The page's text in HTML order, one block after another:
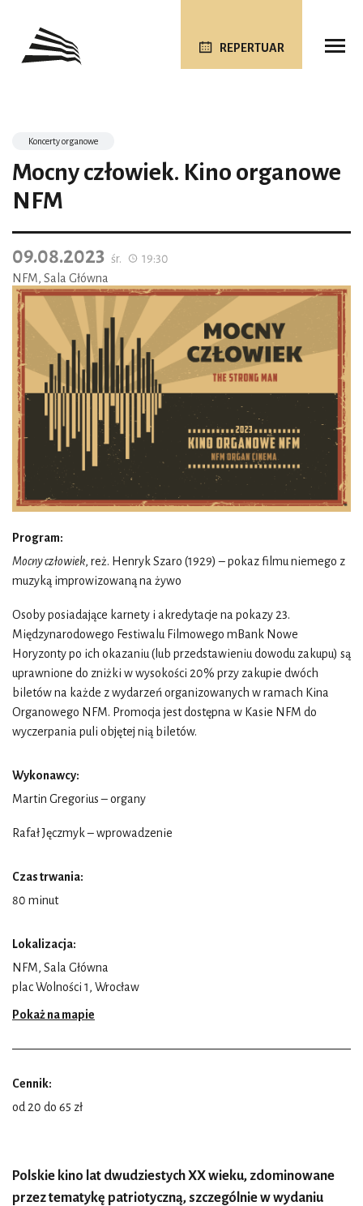
REPERTUAR
Koncerty organowe
Mocny człowiek. Kino organowe
NFM
09.08.2023 śr.
19:30
NFM, Sala Główna
Program:
Mocny człowiek, reż. Henryk Szaro (1929) – pokaz filmu niemego z
muzyką improwizowaną na żywo
Osoby posiadające karnety i akredytacje na pokazy 23.
Międzynarodowego Festiwalu Filmowego mBank Nowe
Horyzonty po ich okazaniu (lub przedstawieniu dowodu zakupu) są
uprawnione do zniżki w wysokości 20% przy zakupie dwóch
biletów na każde z wydarzeń organizowanych w ramach Kina
Organowego NFM. Promocja jest dostępna w Kasie NFM do
wyczerpania puli objętej nią biletów.
Wykonawcy:
Martin Gregorius – organy
Rafał Jęczmyk – wprowadzenie
Czas trwania:
80 minut
Lokalizacja:
NFM, Sala Główna
plac Wolności 1, Wrocław
Pokaż na mapie
Cennik:
od 20 do 65 zł
Polskie kino lat dwudziestych XX wieku, zdominowane
przez tematykę patriotyczną, szczególnie w wydaniu